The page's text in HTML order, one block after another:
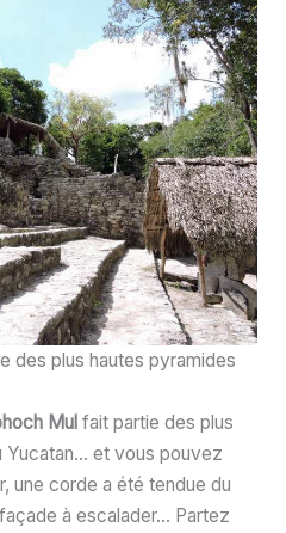
des plus hautes pyramides
Mulfait partie des plus
Yucatan… et vous pouvez
une corde a été tendue du
à escalader… Partez